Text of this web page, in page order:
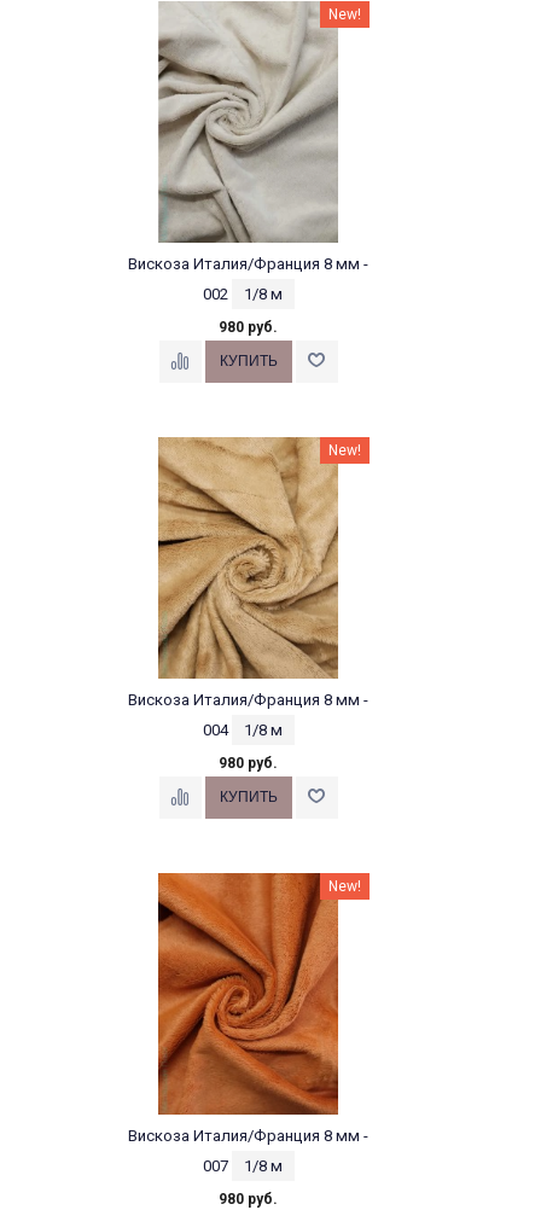
New!
Вискоза Италия/Франция 8 мм -
002
1/8 м
980 руб.
New!
Вискоза Италия/Франция 8 мм -
004
1/8 м
980 руб.
New!
Вискоза Италия/Франция 8 мм -
007
1/8 м
980 руб.